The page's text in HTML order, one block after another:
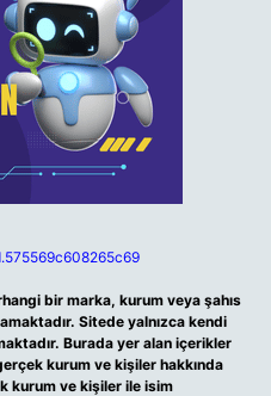
bir marka, kurum veya şahıs
Sitede yalnızca kendi
Burada yer alan içerikler
kurum ve kişiler hakkında
kurum ve kişiler ile isim